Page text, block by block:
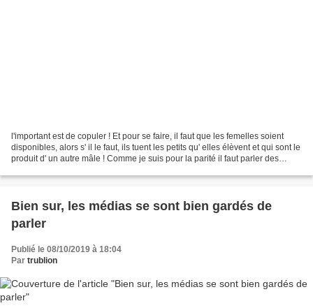
l'important est de copuler ! Et pour se faire, il faut que les femelles soient
disponibles, alors s' il le faut, ils tuent les petits qu' elles élèvent et qui sont le
produit d' un autre mâle ! Comme je suis pour la parité il faut parler des
Bien sur, les médias se sont bien gardés de
parler
Publié le 08/10/2019 à 18:04
Par trublion